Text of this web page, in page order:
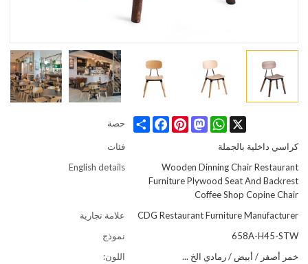
حصة Share
FacebookPinterest
Mastodon
WhatsApp X
فئات
كراسي داخلية بالجملة
English details
Wooden Dinning Chair Restaurant
Furniture Plywood Seat And Backrest
Coffee Shop Copine Chair
علامة تجارية
CDG Restaurant Furniture Manufacturer
نموذج
658A-H45-STW
اللون:
خمر أصفر / أبيض / رمادي الخ ...